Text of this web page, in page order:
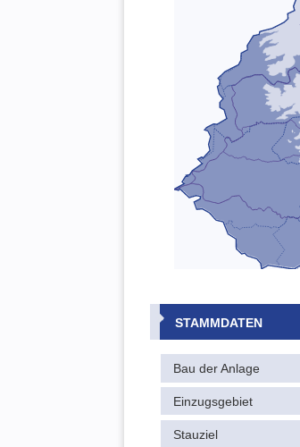
STAMMDATEN
Bau der Anlage
Einzugsgebiet
Stauziel